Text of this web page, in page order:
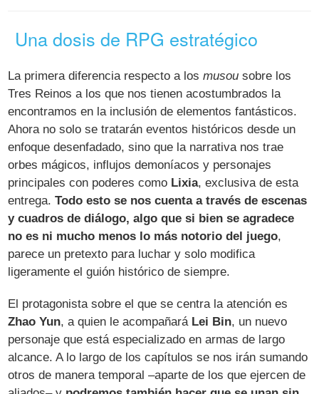
Una dosis de RPG estratégico
La primera diferencia respecto a losmusou sobre los
Tres Reinos a los que nos tienen acostumbrados la
encontramos en la inclusión de elementos fantásticos.
Ahora no solo se tratarán eventos históricos desde un
enfoque desenfadado, sino que la narrativa nos trae
orbes mágicos, influjos demoníacos y personajes
principales con poderes como Lixia, exclusiva de esta
entrega.Todo esto se nos cuenta a través de escenas
y cuadros de diálogo, algo que si bien se agradece
no es ni mucho menos lo más notorio del juego,
parece un pretexto para luchar y solo modifica
ligeramente el guión histórico de siempre.
El protagonista sobre el que se centra la atención es
Zhao Yun, a quien le acompañará Lei Bin, un nuevo
personaje que está especializado en armas de largo
alcance. A lo largo de los capítulos se nos irán sumando
otros de manera temporal –aparte de los que ejercen de